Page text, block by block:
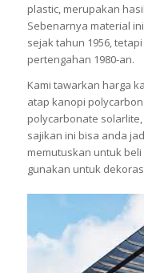
plastic, merupakan
Sebenarnya material
sejak tahun 1956,
pertengahan 1980-an.
Kami tawarkan harga
atap kanopi
polycarbonate
sajikan ini bisa anda
memutuskan untuk
gunakan untuk